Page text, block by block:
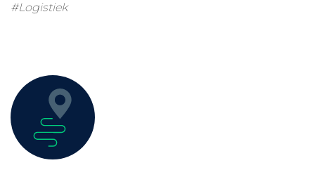
#Logistiek